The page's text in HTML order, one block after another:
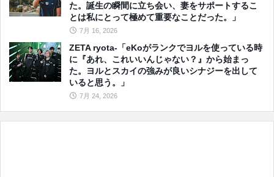
た。誕生の瞬間に立ち会い、妻をサポートするこ
とは私にとって極めて重要なことだった。」
7月 16, 2026
ZETA ryota-「eKoがランクでヨルを使っている時
に『あれ、これいいんじゃない？』から始まっ
た。ヨルとスカイの強みが良いシナジーを出して
いると思う。」
7月 24, 2026